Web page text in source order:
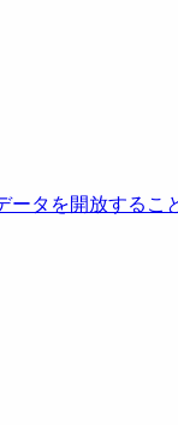
ータを開放するこ